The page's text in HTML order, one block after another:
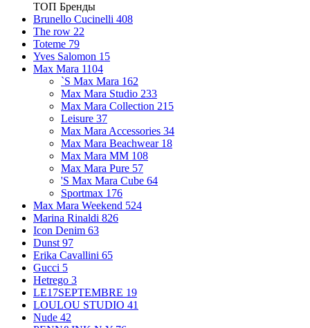
ТОП Бренды
Brunello Cucinelli 408
The row 22
Toteme 79
Yves Salomon 15
Max Mara 1104
`S Max Mara 162
Max Mara Studio 233
Max Mara Collection 215
Leisure 37
Max Mara Accessories 34
Max Mara Beachwear 18
Max Mara MM 108
Max Mara Pure 57
'S Max Mara Cube 64
Sportmax 176
Max Mara Weekend 524
Marina Rinaldi 826
Icon Denim 63
Dunst 97
Erika Cavallini 65
Gucci 5
Hetrego 3
LE17SEPTEMBRE 19
LOULOU STUDIO 41
Nude 42